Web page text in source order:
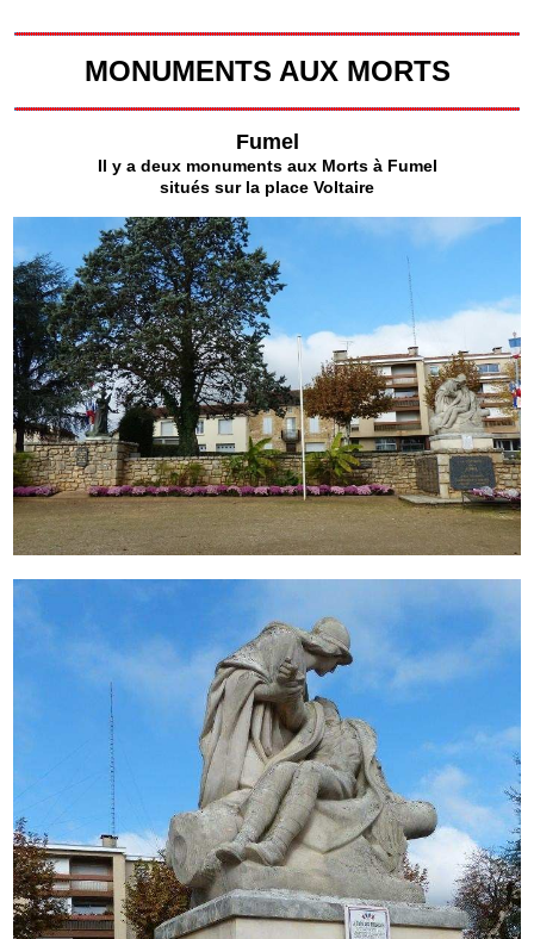
MONUMENTS AUX MORTS
Fumel
Il y a deux monuments aux Morts à Fumel
situés sur la place Voltaire